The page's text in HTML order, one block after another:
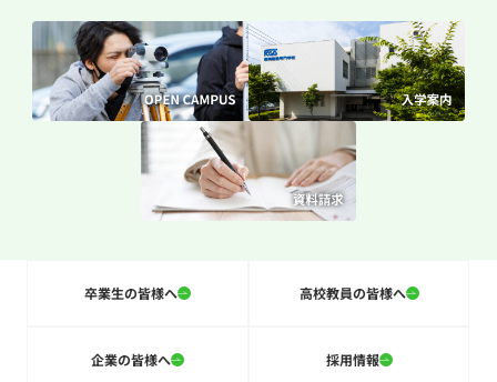
卒業生の皆様へ 高校教員の皆様へ
企業の皆様へ 採用情報